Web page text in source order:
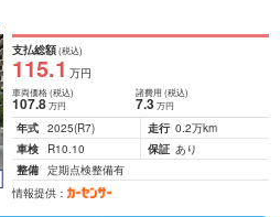
支払総額(税込)
115.1 万円
車両価格(税込)
107.8万円
諸費用 (税込)
7.3 万円
年式 2025(R7) 走行 0.2万km
車検
R10.10 保証 あり
整備 定期点検整備有
情報提供：